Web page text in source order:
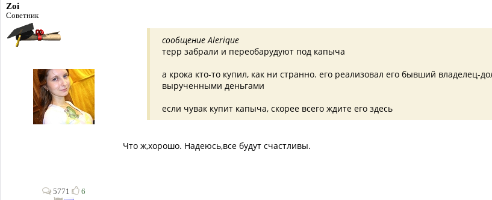
Zoi
Советник
5771 6
сообщение Alerique
терр забрали и переобарудуют под капыча
а крока кто-то купил, как ни странно. его реализовал его бывший владелец-
вырученными деньгами
если чувак купит капыча, скорее всего ждите его здесь
Что ж,хорошо. Надеюсь,все будут счастливы.